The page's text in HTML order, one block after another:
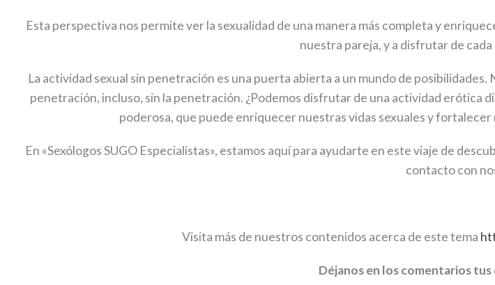
Esta perspectiva nos permite ver la sexualidad de una manera más completa y
nuestra pareja, y a disfrutar de
La actividad sexual sin penetración es una puerta abierta a un mundo de
penetración, incluso, sin la penetración. ¿Podemos disfrutar de una actividad erótica
poderosa, que puede enriquecer nuestras vidas sexuales y
En «Sexólogos SUGO Especialistas», estamos aquí para ayudarte en este viaje de
contacto con
Visita más de nuestros contenidos acerca de este tema
Déjanos en los comentarios tus